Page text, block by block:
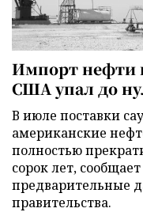
Импорт нефти
США упал до
В июле поставки
американские
полностью
сорок лет,
предварительные
правительства.